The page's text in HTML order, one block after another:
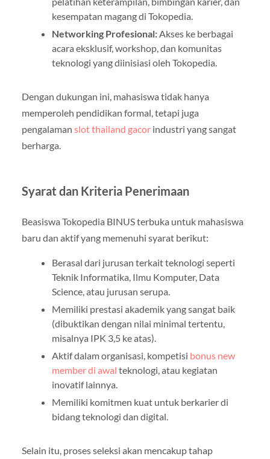
kesempatan magang di Tokopedia.
Networking Profesional:Akses ke berbagai
acara eksklusif, workshop, dan komunitas
teknologi yang diinisiasi oleh Tokopedia.
Dengan dukungan ini, mahasiswa tidak hanya
memperoleh pendidikan formal, tetapi juga
pengalaman slot thailand gacorindustri yang sangat
berharga.
Syarat dan Kriteria Penerimaan
Beasiswa Tokopedia BINUS terbuka untuk mahasiswa
baru dan aktif yang memenuhi syarat berikut:
Berasal dari jurusan terkait teknologi seperti
Teknik Informatika, Ilmu Komputer, Data
Science, atau jurusan serupa.
Memiliki prestasi akademik yang sangat baik
(dibuktikan dengan nilai minimal tertentu,
misalnya IPK 3,5 ke atas).
Aktif dalam organisasi, kompetisi bonus new
member di awal teknologi, atau kegiatan
inovatif lainnya.
Memiliki komitmen kuat untuk berkarier di
bidang teknologi dan digital.
Selain itu, proses seleksi akan mencakup tahap